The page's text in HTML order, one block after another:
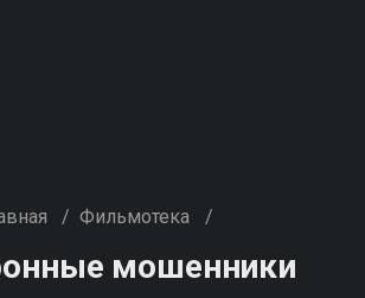
/ Фильмотека /
мошенники